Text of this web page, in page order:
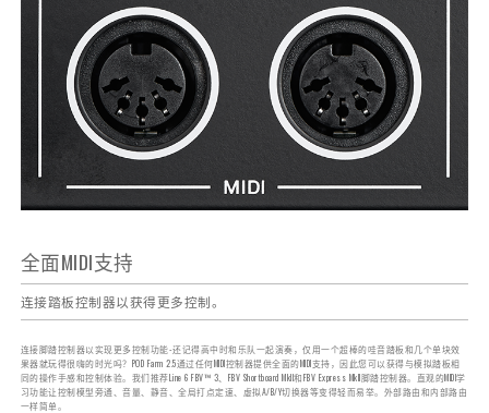
全面MIDI支持
连接踏板控制器以获得更多控制。
连接脚踏控制器以实现更多控制功能-还记得高中时和乐队一起演奏，仅用一个超棒的哇音踏板和几个单块效
果器就玩得很嗨的时光吗？POD Farm 2.5通过任何MIDI控制器提供全面的MIDI支持，因此您可以获得与模拟踏板相
同的操作手感和控制体验。我们推荐Line 6 FBV™ 3、FBV Shortboard MkII和FBV Express MkII脚踏控制器。直观的MIDI学
习功能让控制模型旁通、音量、静音、全局打点定速、虚拟A/B/Y切换器等变得轻而易举。外部路由和内部路由
一样简单。